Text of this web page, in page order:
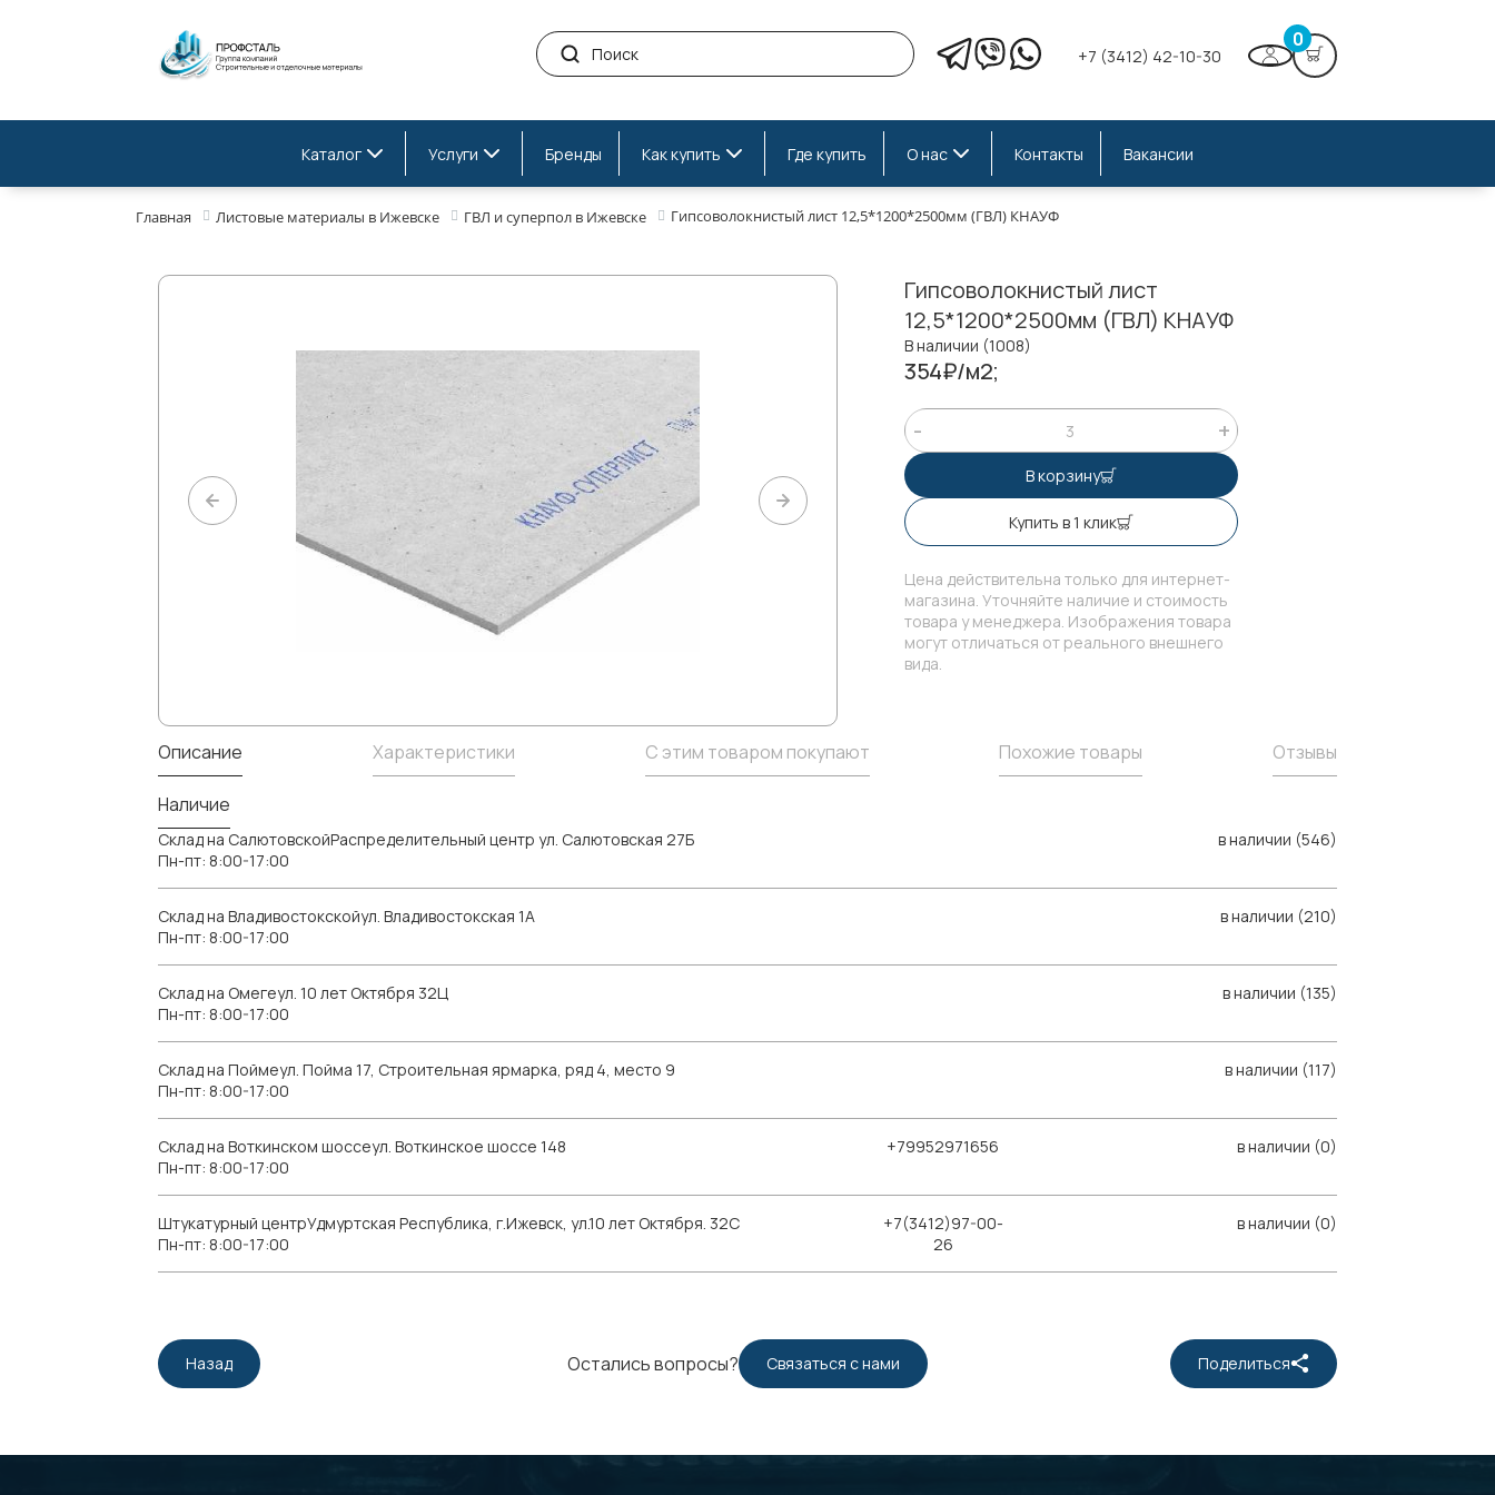
+7 (3412) 42-10-30
0
Каталог Услуги Бренды Как купить Где купить О нас Контакты Вакансии
Главная Листовые материалы в Ижевске ГВЛ и суперпол в Ижевске Гипсоволокнистый лист 12,5*1200*2500мм (ГВЛ) КНАУФ
Гипсоволокнистый лист
12,5*1200*2500мм (ГВЛ) КНАУФ
В наличии (1008)
354₽/м2;
В корзину
Купить в 1 клик
Цена действительна только для интернет-
магазина. Уточняйте наличие и стоимость
товара у менеджера. Изображения товара
могут отличаться от реального внешнего
вида.
Описание Характеристики С этим товаром покупают Похожие товары Отзывы
Наличие
Склад на СалютовскойРаспределительный центр ул. Салютовская 27Б
Пн-пт: 8:00-17:00
в наличии (546)
Склад на Владивостокскойул. Владивостокская 1А
Пн-пт: 8:00-17:00
в наличии (210)
Склад на Омегеул. 10 лет Октября 32Ц
Пн-пт: 8:00-17:00
в наличии (135)
Склад на Поймеул. Пойма 17, Строительная ярмарка, ряд 4, место 9
Пн-пт: 8:00-17:00
в наличии (117)
Склад на Воткинском шоссеул. Воткинское шоссе 148
Пн-пт: 8:00-17:00
+79952971656 в наличии (0)
Штукатурный центрУдмуртская Республика, г.Ижевск, ул.10 лет Октября. 32С
Пн-пт: 8:00-17:00
+7(3412)97-00-
26
в наличии (0)
Остались вопросы? Связаться с нами
Назад Поделиться